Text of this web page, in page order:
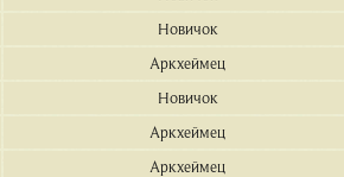
Новичок
Аркхеймец
Новичок
Аркхеймец
Аркхеймец